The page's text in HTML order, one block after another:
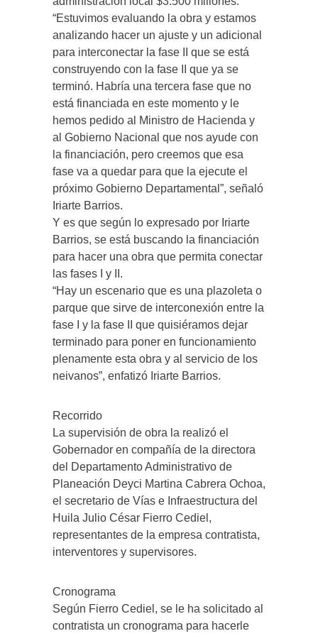
“Estuvimos evaluando la obra y estamos
analizando hacer un ajuste y un adicional
para interconectar la fase II que se está
construyendo con la fase II que ya se
terminó. Habría una tercera fase que no
está financiada en este momento y le
hemos pedido al Ministro de Hacienda y
al Gobierno Nacional que nos ayude con
la financiación, pero creemos que esa
fase va a quedar para que la ejecute el
próximo Gobierno Departamental”, señaló
Iriarte Barrios.
Y es que según lo expresado por Iriarte
Barrios, se está buscando la financiación
para hacer una obra que permita conectar
las fases I y II.
“Hay un escenario que es una plazoleta o
parque que sirve de interconexión entre la
fase I y la fase II que quisiéramos dejar
terminado para poner en funcionamiento
plenamente esta obra y al servicio de los
neivanos”, enfatizó Iriarte Barrios.
Recorrido
La supervisión de obra la realizó el
Gobernador en compañía de la directora
del Departamento Administrativo de
Planeación Deyci Martina Cabrera Ochoa,
el secretario de Vías e Infraestructura del
Huila Julio César Fierro Cediel,
representantes de la empresa contratista,
interventores y supervisores.
Cronograma
Según Fierro Cediel, se le ha solicitado al
contratista un cronograma para hacerle